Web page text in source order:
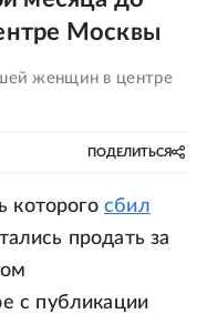
Москвы
женщин в центре
ПОДЕЛИТЬСЯ
которогосбил
продать за
с публикации